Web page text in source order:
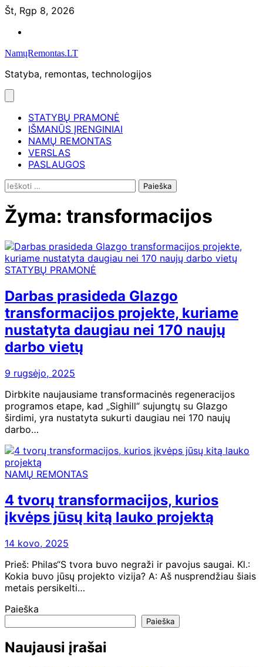
Skip
content
Št, Rgp 8, 2026
NamųRemontas.LT
Statyba, remontas, technologijos
STATYBŲ PRAMONĖ
IŠMANŪS ĮRENGINIAI
NAMŲ REMONTAS
VERSLAS
PASLAUGOS
Ieškoti:
Žyma: transformacijos
STATYBŲ PRAMONĖ
Darbas prasideda Glazgo
transformacijos projekte, kuriame
nustatyta daugiau nei 170 naujų
darbo vietų
9 rugsėjo, 2025
Dirbkite naujausiame transformacinės regeneracijos
programos etape, kad „Sighill“ sujungtų su Glazgo
širdimi, yra nustatyta sukurti daugiau nei 170 naujų
darbo…
NAMŲ REMONTAS
4 tvorų transformacijos, kurios
įkvėps jūsų kitą lauko projektą
14 kovo, 2025
Prieš: Philas“S tvora buvo negraži ir pavojus saugai. Kl.:
Kokia buvo jūsų projekto vizija? A: Aš nusprendžiau šiais
metais persikelti…
Paieška
Paieška
Naujausi įrašai